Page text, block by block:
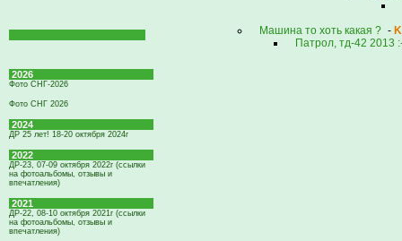
2026
Фото СНГ-2026
Фото СНГ 2026
2024
ДР 25 лет! 18-20 октября 2024г
2022
ДР-23, 07-09 октября 2022г (ссылки
на фотоальбомы, отзывы и
впечатления)
2021
ДР-22, 08-10 октября 2021г (ссылки
на фотоальбомы, отзывы и
впечатления)
Машина то хоть какая ? -
Патрол, тд-42 2013